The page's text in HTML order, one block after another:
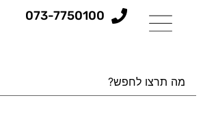
073-7750100